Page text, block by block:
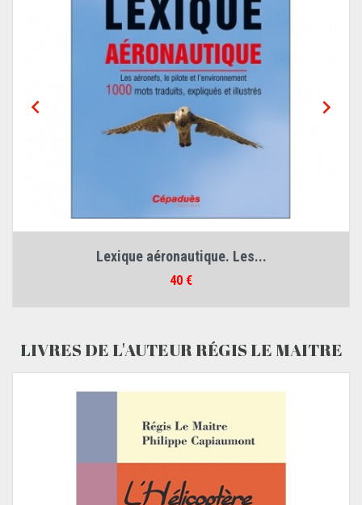

Lexique aéronautique. Les...
Prix
40 €

LIVRES DE L'AUTEUR RÉGIS LE MAITRE